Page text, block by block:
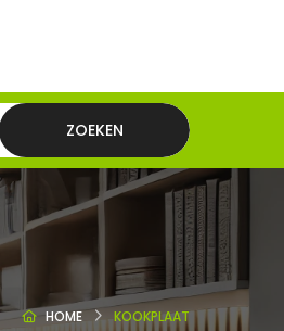
ZOEKEN
HOME KOOKPLAAT